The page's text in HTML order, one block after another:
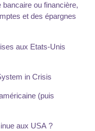
bancaire ou financière,
et des épargnes
aux Etats-Unis
in Crisis
(puis
aux USA ?